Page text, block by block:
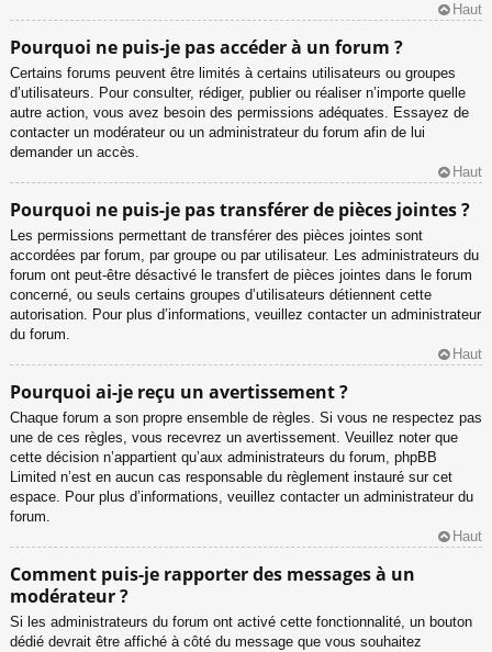
Haut
Pourquoi ne puis-je pas accéder à un forum ?
Certains forums peuvent être limités à certains utilisateurs ou groupes
d’utilisateurs. Pour consulter, rédiger, publier ou réaliser n’importe quelle
autre action, vous avez besoin des permissions adéquates. Essayez de
contacter un modérateur ou un administrateur du forum afin de lui
demander un accès.
Haut
Pourquoi ne puis-je pas transférer de pièces jointes ?
Les permissions permettant de transférer des pièces jointes sont
accordées par forum, par groupe ou par utilisateur. Les administrateurs du
forum ont peut-être désactivé le transfert de pièces jointes dans le forum
concerné, ou seuls certains groupes d’utilisateurs détiennent cette
autorisation. Pour plus d’informations, veuillez contacter un administrateur
du forum.
Haut
Pourquoi ai-je reçu un avertissement ?
Chaque forum a son propre ensemble de règles. Si vous ne respectez pas
une de ces règles, vous recevrez un avertissement. Veuillez noter que
cette décision n’appartient qu’aux administrateurs du forum, phpBB
Limited n’est en aucun cas responsable du règlement instauré sur cet
espace. Pour plus d’informations, veuillez contacter un administrateur du
forum.
Haut
Comment puis-je rapporter des messages à un
modérateur ?
Si les administrateurs du forum ont activé cette fonctionnalité, un bouton
dédié devrait être affiché à côté du message que vous souhaitez